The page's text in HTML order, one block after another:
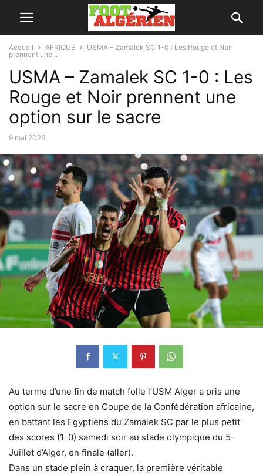
Accueil AFRIQUE
USMA – Zamalek SC 1-0 : Les Rouge et Noir
prennent une...
USMA – Zamalek SC 1-0 : Les
Rouge et Noir prennent une
option sur le sacre
9 mai 2026
Au terme d’une fin de match folle l’USM Alger a pris une
option sur le sacre en Coupe de la Confédération africaine,
en battant les Egyptiens du Zamalek SC par le plus petit
des scores (1-0) samedi soir au stade olympique du 5-
Juillet d’Alger, en finale (aller).
Dans un stade plein à craquer, la première véritable